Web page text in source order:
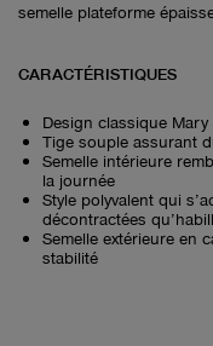
semelle plateforme
CARACTÉRISTIQUES
Design classique
Tige souple assurant
Semelle intérieure
la journée
Style polyvalent qui
décontractées
Semelle extérieure en
stabilité